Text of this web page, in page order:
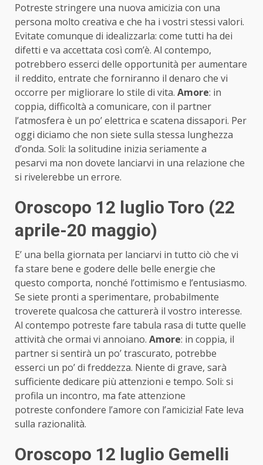
Potreste stringere una nuova amicizia con una
persona molto creativa e che ha i vostri stessi valori.
Evitate comunque di idealizzarla: come tutti ha dei
difetti e va accettata così com’è. Al contempo,
potrebbero esserci delle opportunità per aumentare
il reddito, entrate che forniranno il denaro che vi
occorre per migliorare lo stile di vita. Amore: in
coppia, difficoltà a comunicare, con il partner
l’atmosfera è un po’ elettrica e scatena dissapori. Per
oggi diciamo che non siete sulla stessa lunghezza
d’onda. Soli: la solitudine inizia seriamente a
pesarvi ma non dovete lanciarvi in una relazione che
si rivelerebbe un errore.
Oroscopo 12 luglio Toro (22
aprile-20 maggio)
E’ una bella giornata per lanciarvi in tutto ciò che vi
fa stare bene e godere delle belle energie che
questo comporta, nonché l’ottimismo e l’entusiasmo.
Se siete pronti a sperimentare, probabilmente
troverete qualcosa che catturerà il vostro interesse.
Al contempo potreste fare tabula rasa di tutte quelle
attività che ormai vi annoiano. Amore: in coppia, il
partner si sentirà un po’ trascurato, potrebbe
esserci un po’ di freddezza. Niente di grave, sarà
sufficiente dedicare più attenzioni e tempo. Soli: si
profila un incontro, ma fate attenzione
potreste confondere l’amore con l’amicizia! Fate leva
sulla razionalità.
Oroscopo 12 luglio Gemelli